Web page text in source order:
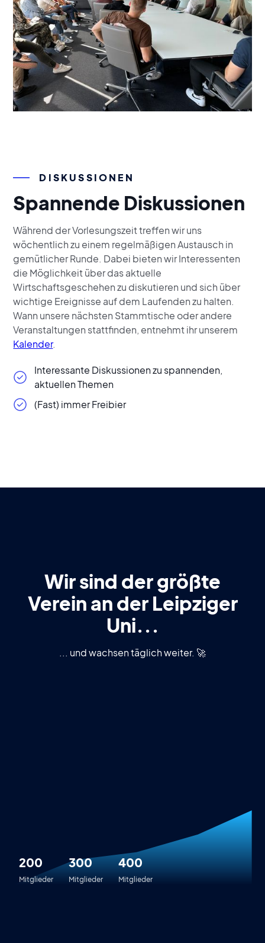
DISKUSSIONEN
Spannende Diskussionen
Während der Vorlesungszeit treffen wir uns
wöchentlich zu einem regelmäßigen Austausch in
gemütlicher Runde. Dabei bieten wir Interessenten
die Möglichkeit über das aktuelle
Wirtschaftsgeschehen zu diskutieren und sich über
wichtige Ereignisse auf dem Laufenden zu halten.
Wann unsere nächsten Stammtische oder andere
Veranstaltungen stattfinden, entnehmt ihr unserem
Kalender.
Interessante Diskussionen zu spannenden,
aktuellen Themen
(Fast) immer Freibier
Wir sind der größte
Verein an der Leipziger
Uni...
... und wachsen täglich weiter. 🚀
200
Mitglieder
300
Mitglieder
400
Mitglieder